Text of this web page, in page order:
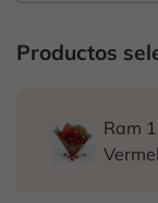
Productos
Ram